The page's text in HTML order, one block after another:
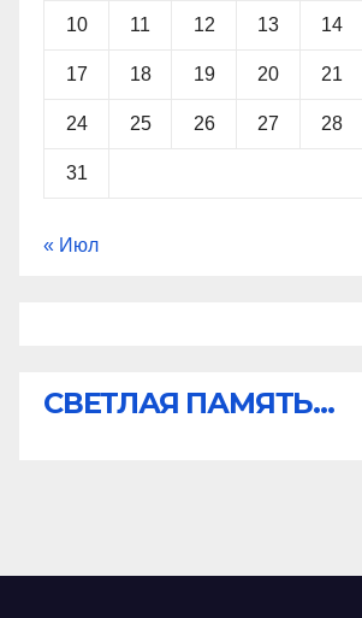
10 11 12 13 14
17 18 19 20 21
24 25 26 27 28
31
« Июл
СВЕТЛАЯ ПАМЯТЬ...